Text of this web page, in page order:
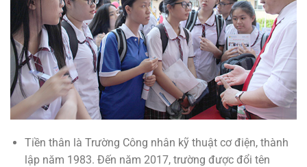
Tiền thân là Trường Công nhân kỹ thuật cơ điện, thành
lập năm 1983. Đến năm 2017, trường được đổi tên